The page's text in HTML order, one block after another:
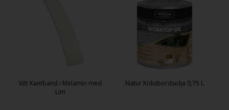
Vitt Kantband i Melamin med
Lim
Natur Köksbordsolja 0,75 L